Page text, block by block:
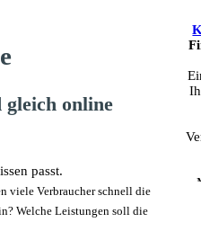
online
passt.
viele Verbraucher schnell die
Welche Leistungen soll die